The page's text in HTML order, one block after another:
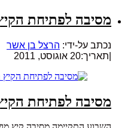
מסיבה לפתיחת
נכתב על-ידי: הרצל בן אשר
תאריך:20 אוגוסט, 2011
מסיבה לפתיחת